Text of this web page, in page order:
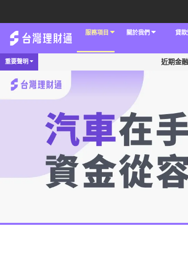
服務項目 關於我們 貸
重要聲明 近期金融詐騙事件